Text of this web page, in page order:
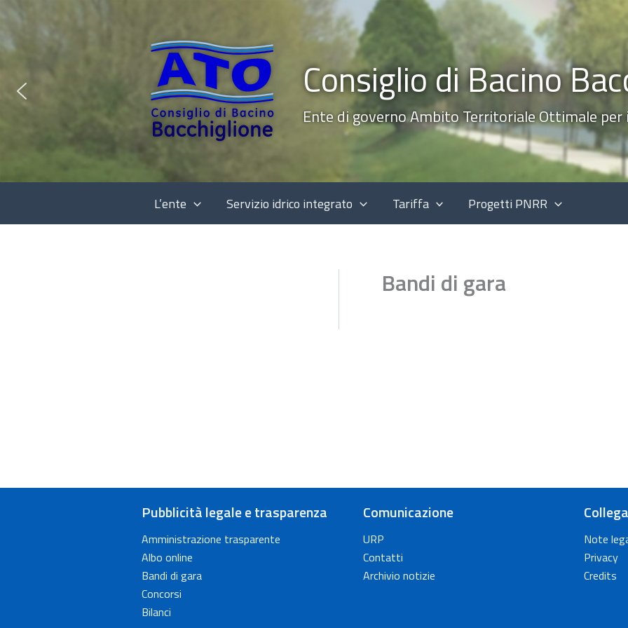
contenuto
Consiglio di Bacino
Ente di governo Ambito Territoriale Ottimale
L’ente Servizio idrico integrato Tariffa Progetti PNRR
Bandi di gara
Pubblicità legale e trasparenza
Amministrazione trasparente
Albo online
Bandi di gara
Concorsi
Bilanci
Comunicazione
URP
Contatti
Archivio notizie
Note
Privacy
Credits